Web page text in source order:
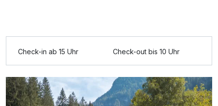
Für 8 Tage p.P. ab 680,00 €
Check-in ab 15 Uhr Check-out bis 10 Uhr